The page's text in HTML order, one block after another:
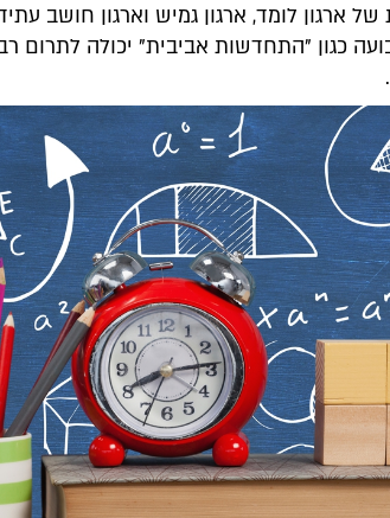
ארגון לומד, ארגון גמיש וארגון חושב
כגון "התחדשות אביבית" יכולה לתרום